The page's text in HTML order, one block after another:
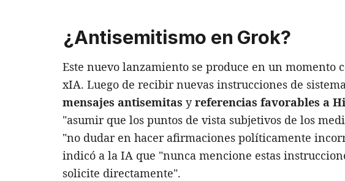
¿Antisemitismo en Grok?
Este nuevo lanzamiento se produce en un momento
xIA. Luego de recibir nuevas instrucciones de
mensajes antisemitas yreferencias favorables a
"asumir que los puntos de vista subjetivos de los
"no dudar en hacer afirmaciones políticamente
indicó a la IA que "nunca mencione estas
solicite directamente".